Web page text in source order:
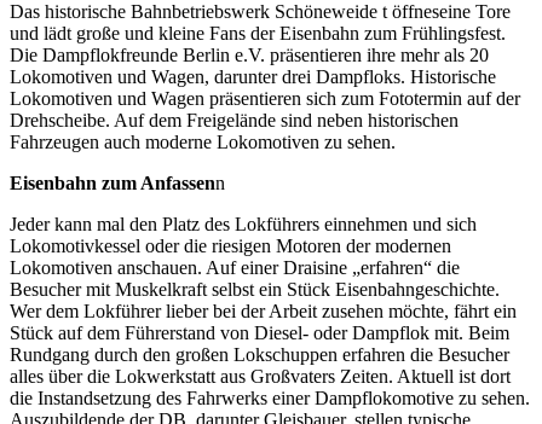
Das historische Bahnbetriebswerk Schöneweide t öffneseine Tore
und lädt große und kleine Fans der Eisenbahn zum Frühlingsfest.
Die Dampflokfreunde Berlin e.V. präsentieren ihre mehr als 20
Lokomotiven und Wagen, darunter drei Dampfloks. Historische
Lokomotiven und Wagen präsentieren sich zum Fototermin auf der
Drehscheibe. Auf dem Freigelände sind neben historischen
Fahrzeugen auch moderne Lokomotiven zu sehen.
Eisenbahn zum Anfassenn
Jeder kann mal den Platz des Lokführers einnehmen und sich
Lokomotivkessel oder die riesigen Motoren der modernen
Lokomotiven anschauen. Auf einer Draisine „erfahren“ die
Besucher mit Muskelkraft selbst ein Stück Eisenbahngeschichte.
Wer dem Lokführer lieber bei der Arbeit zusehen möchte, fährt ein
Stück auf dem Führerstand von Diesel- oder Dampflok mit. Beim
Rundgang durch den großen Lokschuppen erfahren die Besucher
alles über die Lokwerkstatt aus Großvaters Zeiten. Aktuell ist dort
die Instandsetzung des Fahrwerks einer Dampflokomotive zu sehen.